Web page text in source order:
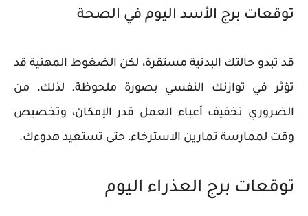
توقعات برج الأسد اليوم في الصحة
قد تبدو حالتك البدنية مستقرة، لكن الضغوط المهنية قد
تؤثر في توازنك النفسي بصورة ملحوظة. لذلك، من
الضروري تخفيف أعباء العمل قدر الإمكان، وتخصيص
وقت لممارسة تمارين الاسترخاء، حتى تستعيد هدوءك.
توقعات برج العذراء اليوم